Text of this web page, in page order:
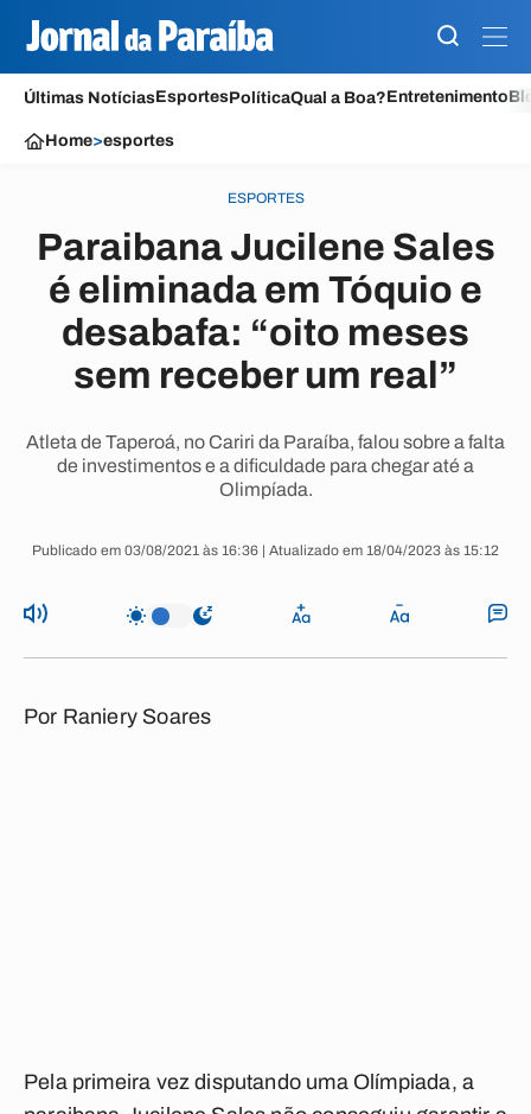
Últimas NotíciasEsportesPolíticaQual a Boa?Entretenimento
Home>esportes
ESPORTES
Paraibana Jucilene Sales
é eliminada em Tóquio e
desabafa: “oito meses
sem receber um real”
Atleta de Taperoá, no Cariri da Paraíba, falou sobre a falta
de investimentos e a dificuldade para chegar até a
Olimpíada.
Publicado em 03/08/2021 às 16:36 | Atualizado em 18/04/2023 às 15:12
Por Raniery Soares
Pela primeira vez disputando uma Olímpiada, a